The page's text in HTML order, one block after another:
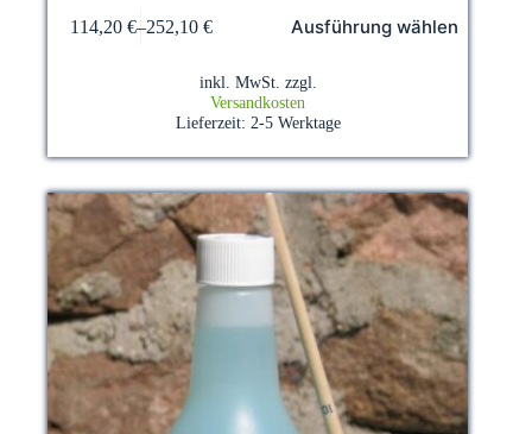
114,20 €–252,10 € Ausführung wählen
Produkt
Optionen
auf
der
Produktseite
gewählt
werden
inkl. MwSt. zzgl.
Versandkosten
Lieferzeit: 2-5 Werktage